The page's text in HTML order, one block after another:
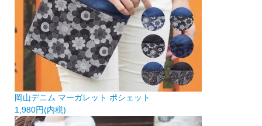
岡山デニム マーガレット ポシェット
1,980円(内税)